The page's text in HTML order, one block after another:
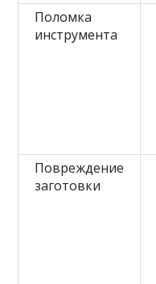
Поломка
инструмента
Повреждение
заготовки